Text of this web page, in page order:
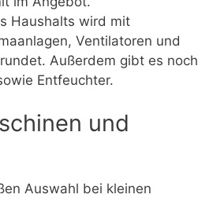
Haushalts wird mit
Ventilatoren und
Außerdem gibt es noch
Entfeuchter.
und
Auswahl bei kleinen